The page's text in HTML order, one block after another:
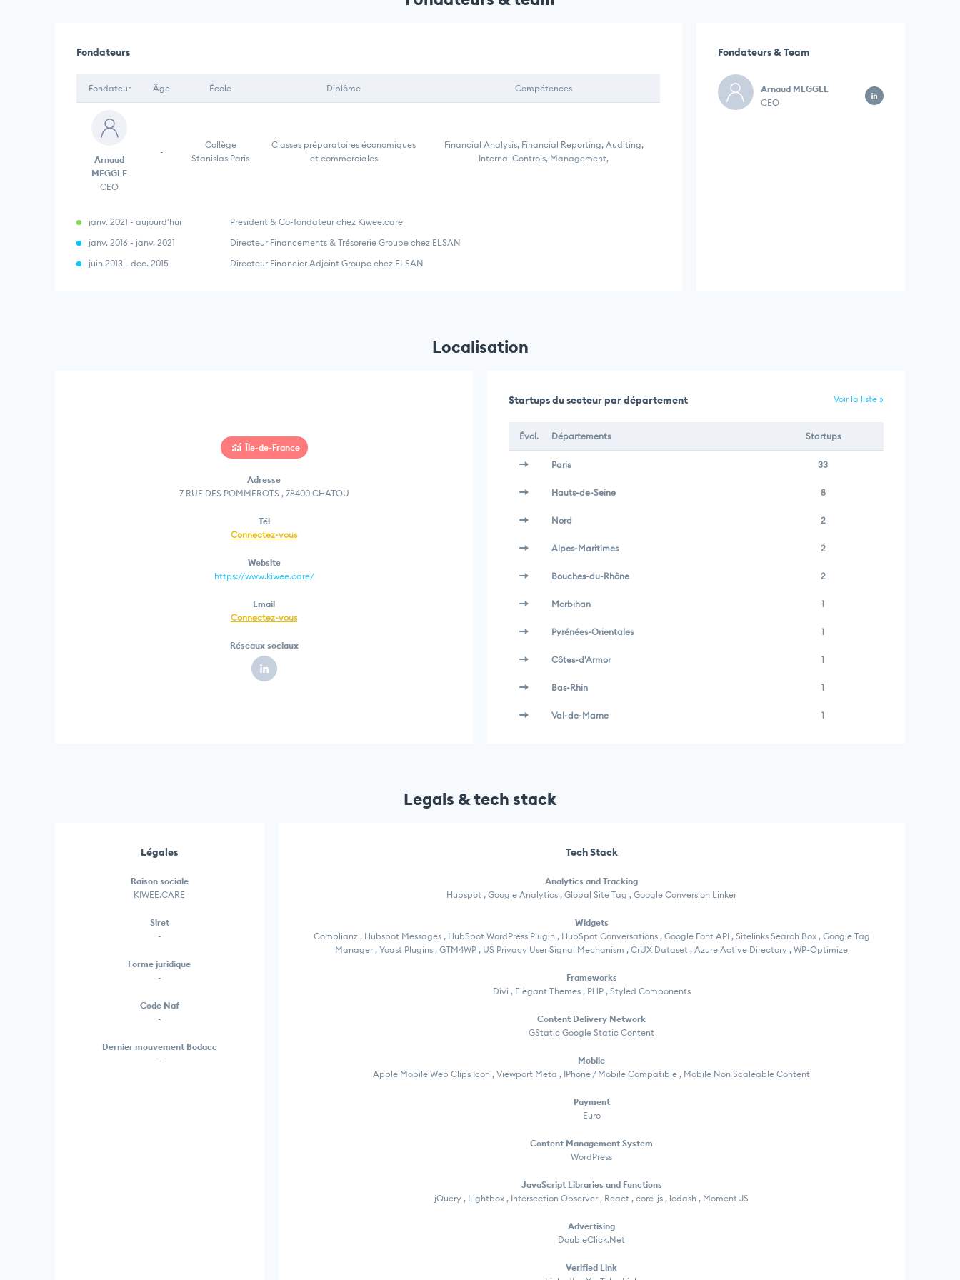
Fondateurs
Fondateur Âge École Diplôme Compétences
Arnaud
MEGGLE
CEO
-
Collège
Stanislas Paris
Classes préparatoires économiques
et commerciales
Financial Analysis, Financial Reporting, Auditing,
Internal Controls, Management,
janv. 2021 - aujourd'hui
President & Co-fondateur chez Kiwee.care
janv. 2016 - janv. 2021
Directeur Financements & Trésorerie Groupe chez ELSAN
juin 2013 - dec. 2015
Directeur Financier Adjoint Groupe chez ELSAN
Fondateurs & Team
Arnaud MEGGLE
CEO
Localisation
Île-de-France
Adresse
7 RUE DES POMMEROTS , 78400 CHATOU
Tél
Connectez-vous
Website
https://www.kiwee.care/
Email
Connectez-vous
Réseaux sociaux
Startups du secteur par département Voir la liste »
Évol. Départements Startups
Paris 33
Hauts-de-Seine 8
Nord 2
Alpes-Maritimes 2
Bouches-du-Rhône 2
Morbihan 1
Pyrénées-Orientales 1
Côtes-d'Armor 1
Bas-Rhin 1
Val-de-Marne 1
Legals & tech stack
Légales
Raison sociale
KIWEE.CARE
Siret
-
Forme juridique
-
Code Naf
-
Dernier mouvement Bodacc
-
Tech Stack
Analytics and Tracking
Hubspot , Google Analytics , Global Site Tag , Google Conversion Linker
Widgets
Complianz , Hubspot Messages , HubSpot WordPress Plugin , HubSpot Conversations , Google Font API , Sitelinks Search Box , Google Tag
Manager , Yoast Plugins , GTM4WP , US Privacy User Signal Mechanism , CrUX Dataset , Azure Active Directory , WP-Optimize
Frameworks
Divi , Elegant Themes , PHP , Styled Components
Content Delivery Network
GStatic Google Static Content
Mobile
Apple Mobile Web Clips Icon , Viewport Meta , IPhone / Mobile Compatible , Mobile Non Scaleable Content
Payment
Euro
Content Management System
WordPress
JavaScript Libraries and Functions
jQuery , Lightbox , Intersection Observer , React , core-js , lodash , Moment JS
Advertising
DoubleClick.Net
Verified Link